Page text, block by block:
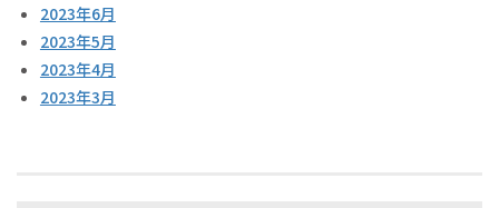
2023年6月
2023年5月
2023年4月
2023年3月